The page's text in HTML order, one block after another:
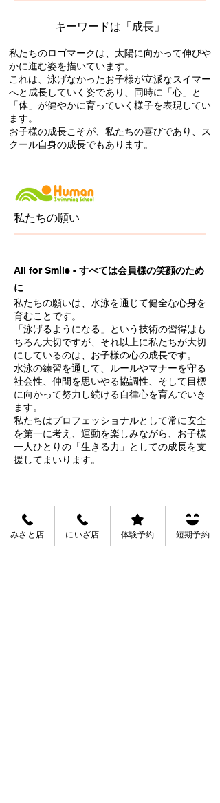
​キーワードは「成長」
私たちのロゴマークは、太陽に向かって伸びや
かに進む姿を描いています。
これは、泳げなかったお子様が立派なスイマー
へと成長していく姿であり、同時に「心」と
「体」が健やかに育っていく様子を表現してい
ます。
お子様の成長こそが、私たちの喜びであり、ス
クール自身の成長でもあります。
​私たちの願い
All for Smile - すべては会員様の笑顔のため
に
私たちの願いは、水泳を通じて健全な心身を
育むことです。
「泳げるようになる」という技術の習得はも
ちろん大切ですが、それ以上に私たちが大切
にしているのは、お子様の心の成長です。
水泳の練習を通して、ルールやマナーを守る
社会性、仲間を思いやる協調性、そして目標
に向かって努力し続ける自律心を育んでいき
ます。
私たちはプロフェッショナルとして常に安全
を第一に考え、運動を楽しみながら、お子様
一人ひとりの「生きる力」としての成長を支
援してまいります。
みさと店 にいざ店 体験予約 短期予約